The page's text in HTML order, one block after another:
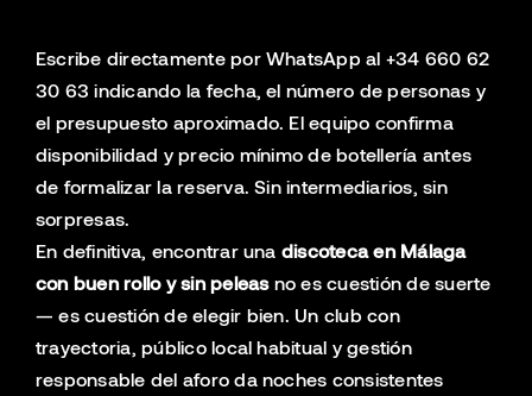
Escribe directamente por WhatsApp al +34 660 62
30 63 indicando la fecha, el número de personas y
el presupuesto aproximado. El equipo confirma
disponibilidad y precio mínimo de botellería antes
de formalizar la reserva. Sin intermediarios, sin
sorpresas.
En definitiva, encontrar una discoteca en Málaga
con buen rollo y sin peleasno es cuestión de suerte
— es cuestión de elegir bien. Un club con
trayectoria, público local habitual y gestión
responsable del aforo da noches consistentes